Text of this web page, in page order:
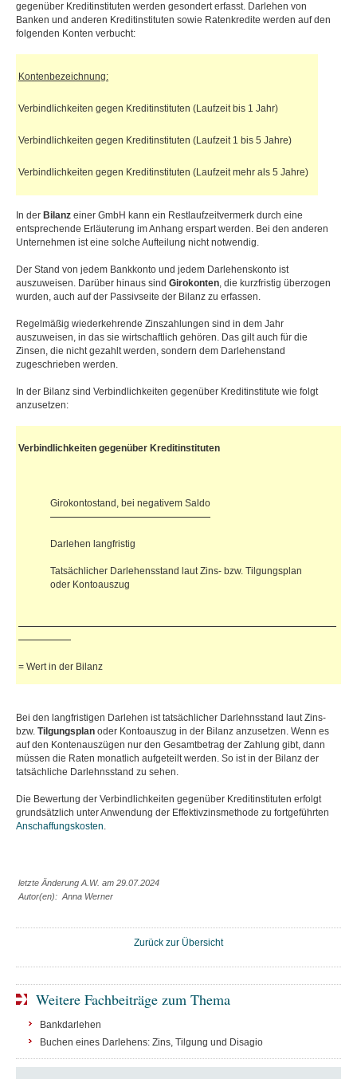
gegenüber Kreditinstituten werden gesondert erfasst. Darlehen von
Banken und anderen Kreditinstituten sowie Ratenkredite werden auf den
folgenden Konten verbucht:
Kontenbezeichnung:
Verbindlichkeiten gegen Kreditinstituten (Laufzeit bis 1 Jahr)
Verbindlichkeiten gegen Kreditinstituten (Laufzeit 1 bis 5 Jahre)
Verbindlichkeiten gegen Kreditinstituten (Laufzeit mehr als 5 Jahre)
In der Bilanz einer GmbH kann ein Restlaufzeitvermerk durch eine
entsprechende Erläuterung im Anhang erspart werden. Bei den anderen
Unternehmen ist eine solche Aufteilung nicht notwendig.
Der Stand von jedem Bankkonto und jedem Darlehenskonto ist
auszuweisen. Darüber hinaus sind Girokonten, die kurzfristig überzogen
wurden, auch auf der Passivseite der Bilanz zu erfassen.
Regelmäßig wiederkehrende Zinszahlungen sind in dem Jahr
auszuweisen, in das sie wirtschaftlich gehören. Das gilt auch für die
Zinsen, die nicht gezahlt werden, sondern dem Darlehenstand
zugeschrieben werden.
In der Bilanz sind Verbindlichkeiten gegenüber Kreditinstitute wie folgt
anzusetzen:
Verbindlichkeiten gegenüber Kreditinstituten
Girokontostand, bei negativem Saldo
Darlehen langfristig
Tatsächlicher Darlehensstand laut Zins- bzw. Tilgungsplan
oder Kontoauszug
= Wert in der Bilanz
Bei den langfristigen Darlehen ist tatsächlicher Darlehnsstand laut Zins-
bzw. Tilgungsplan oder Kontoauszug in der Bilanz anzusetzen. Wenn es
auf den Kontenauszügen nur den Gesamtbetrag der Zahlung gibt, dann
müssen die Raten monatlich aufgeteilt werden. So ist in der Bilanz der
tatsächliche Darlehnsstand zu sehen.
Die Bewertung der Verbindlichkeiten gegenüber Kreditinstituten erfolgt
grundsätzlich unter Anwendung der Effektivzinsmethode zu fortgeführten
Anschaffungskosten.
letzte Änderung A.W. am 29.07.2024
Autor(en): Anna Werner
Zurück zur Übersicht
Weitere Fachbeiträge zum Thema
Bankdarlehen
Buchen eines Darlehens: Zins, Tilgung und Disagio